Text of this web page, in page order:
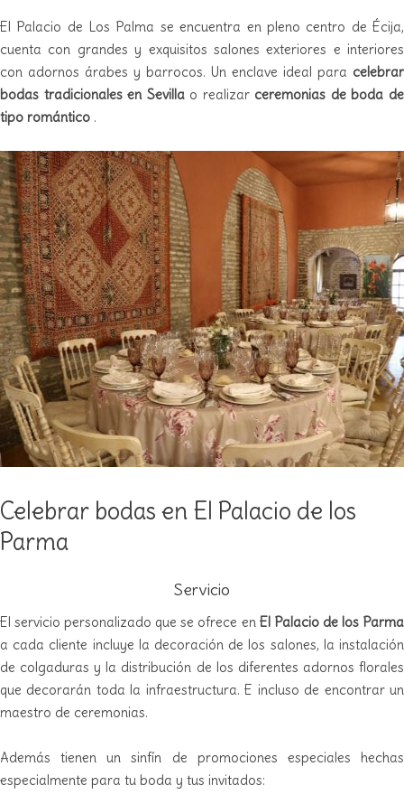
El Palacio de Los Palma se encuentra en pleno centro de Écija,
cuenta con grandes y exquisitos salones exteriores e interiores
con adornos árabes y barrocos. Un enclave ideal para celebrar
bodas tradicionales enSevillao realizar ceremonias de boda de
tipo romántico .
Celebrar bodas en El Palacio de los
Parma
Servicio
El servicio personalizado que se ofrece en El Palacio de los Parma
a cada cliente incluye la decoración de los salones, la instalación
de colgaduras y la distribución de los diferentes adornos florales
que decorarán toda la infraestructura. E incluso de encontrar un
maestro de ceremonias.
Además tienen un sinfín de promociones especiales hechas
especialmente para tu boda y tus invitados: